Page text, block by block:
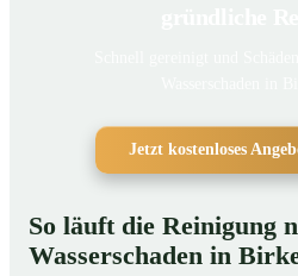
Jetzt kostenloses
So läuft die Reinigung
Wasserschaden in